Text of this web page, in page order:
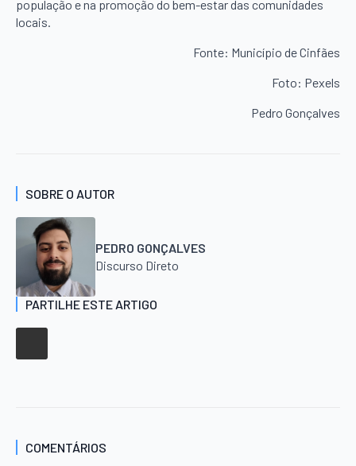
população e na promoção do bem-estar das comunidades
locais.
Fonte: Município de Cinfães
Foto: Pexels
Pedro Gonçalves
SOBRE O AUTOR
PEDRO GONÇALVES
Discurso Direto
PARTILHE ESTE ARTIGO
COMENTÁRIOS